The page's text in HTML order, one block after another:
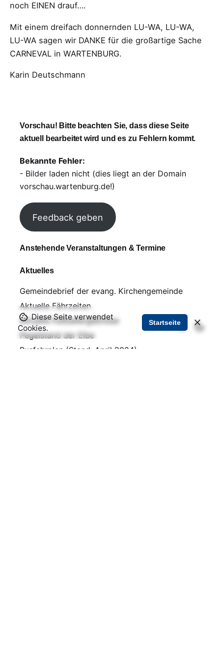
noch EINEN drauf….
Mit einem dreifach donnernden LU-WA, LU-WA,
LU-WA sagen wir DANKE für die großartige Sache
CARNEVAL in WARTENBURG.
Karin Deutschmann
Vorschau! Bitte beachten Sie, dass diese Seite
aktuell bearbeitet wird und es zu Fehlern kommt.
Bekannte Fehler:
- Bilder laden nicht (dies liegt an der Domain
vorschau.wartenburg.de!)
Feedback geben
Anstehende Veranstaltungen & Termine
Aktuelles
Gemeindebrief der evang. Kirchengemeinde
Aktuelle Fährzeiten
Aktuelle Fußballergebnisse
Pegelstand der Elbe
Busfahrplan (Stand: April 2024)
Diese Seite verwendet
Cookies.
Startseite